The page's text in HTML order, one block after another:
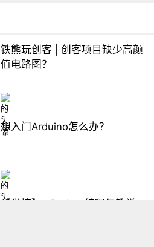
铁熊玩创客 | 创客项目缺少高颜
值电路图？
想入门Arduino怎么办？
【掌控】mPython编程与教学